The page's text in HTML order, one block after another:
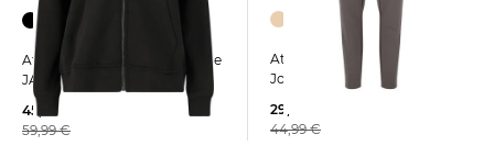
Athlecia | Damen Sweatjacke
JACEY
45,89 €
59,99 €
+4
Athlecia | Damen
Jogginghose JACEY
29,99 €
44,99 €